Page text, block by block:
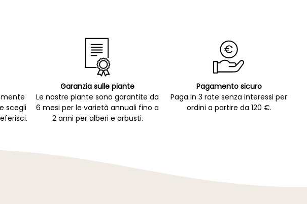
scegli
Garanzia sulle piante
Le nostre piante sono garantite da
6 mesi per le varietà annuali fino a
2 anni per alberi e arbusti.
Pagamento sicuro
Paga in 3 rate senza interessi per
ordini a partire da 120 €.